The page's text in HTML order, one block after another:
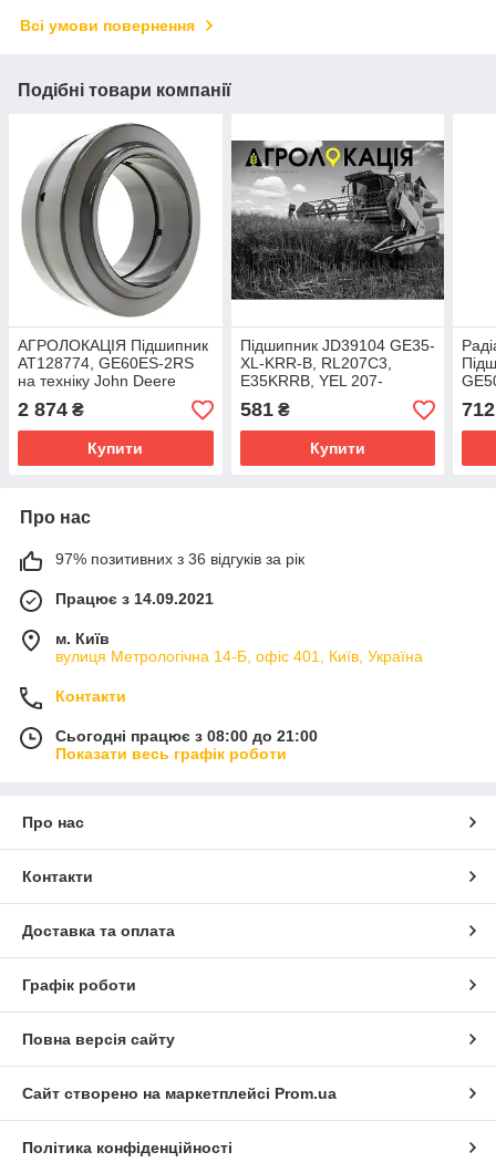
Всі умови повернення
Подібні товари компанії
АГРОЛОКАЦІЯ Підшипник
AT128774, GE60ES-2RS
на техніку John Deere
2854, 2904, 2704, 3204,
400D, 6230, R6 R230
2 874 ₴
Купити
Підшипник JD39104 GE35-
XL-KRR-B, RL207C3,
E35KRRB, YEL 207-
2DW/AG, JD,
Claas,MF,Case
581₴
Купити
712
Про нас
97% позитивних з 36 відгуків за рік
Працює з 14.09.2021
м. Київ
вулиця Метрологічна 14-Б, офіс 401, Київ, Україна
Контакти
Сьогодні працює з 08:00 до 21:00
Показати весь графік роботи
Про нас
Контакти
Доставка та оплата
Графік роботи
Повна версія сайту
Сайт створено на маркетплейсі Prom.ua
Політика конфіденційності